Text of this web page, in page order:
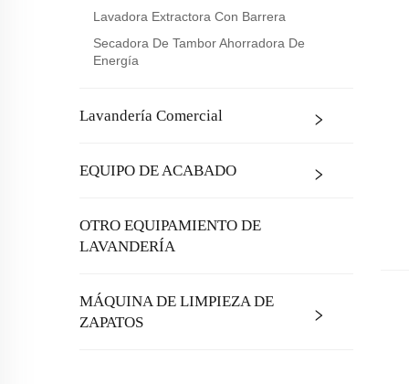
Lavadora Extractora Con Barrera
Secadora De Tambor Ahorradora De
Energía
Lavandería Comercial
EQUIPO DE ACABADO
OTRO EQUIPAMIENTO DE
LAVANDERÍA
MÁQUINA DE LIMPIEZA DE
ZAPATOS